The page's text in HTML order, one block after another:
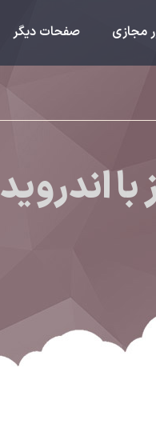
مجازی صفحات دیگر
اندروید